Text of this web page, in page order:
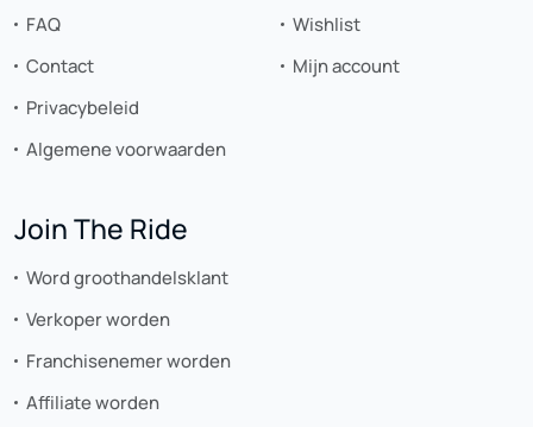
FAQ
Contact
Privacybeleid
Algemene voorwaarden
Wishlist
Mijn account
Join The Ride
Word groothandelsklant
Verkoper worden
Franchisenemer worden
Affiliate worden